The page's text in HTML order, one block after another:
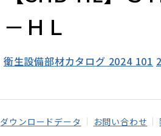
－ＨＬ
衛生設備部材カタログ 2024 101
ダウンロードデータ お問い合わせ